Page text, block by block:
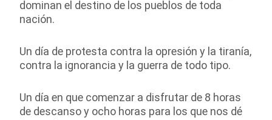
dominan el destino de los pueblos de toda
nación.
Un día de protesta contra la opresión y la tiranía,
contra la ignorancia y la guerra de todo tipo.
Un día en que comenzar a disfrutar de 8 horas
de descanso y ocho horas para los que nos dé